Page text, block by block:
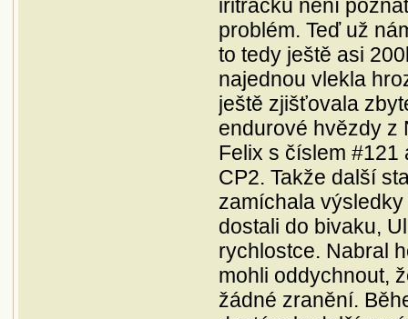
iritracku není
problém. Teď už
to tedy ještě asi
najednou vlekla
ještě zjišťovala
endurové hvězdy z
Felix s číslem #121
CP2. Takže další
zamíchala
dostali do bivaku,
rychlostce. Nabral
mohli oddychnout,
žádné zranění.